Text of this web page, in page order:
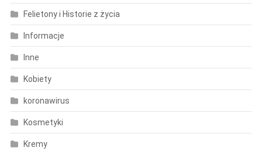
Felietony i Historie z życia
Informacje
Inne
Kobiety
koronawirus
Kosmetyki
Kremy